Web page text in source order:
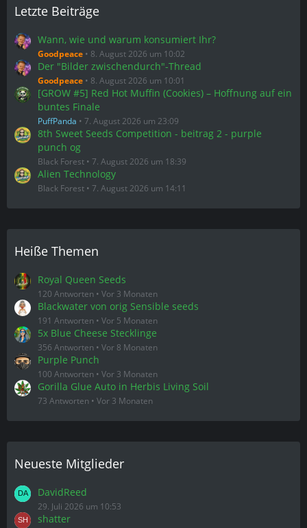
Letzte Beiträge
Wann, wie und warum konsumiert Ihr?
Goodpeace 8. August 2026 um 10:02
Der "Bilder zwischendurch"-Thread
Goodpeace 8. August 2026 um 10:01
[GROW #5] Red Hot Muffin (Cookies) – Hoffnung auf ein
buntes Finale
PuffPanda 7. August 2026 um 23:09
8th Sweet Seeds Competition - beitrag 2 - purple
punch og
Black Forest 7. August 2026 um 18:39
Alien Technology
Black Forest 7. August 2026 um 14:11
Heiße Themen
Royal Queen Seeds
120 Antworten Vor 3 Monaten
Blackwater von orig Sensible seeds
191 Antworten Vor 5 Monaten
5x Blue Cheese Stecklinge
356 Antworten Vor 8 Monaten
Purple Punch
100 Antworten Vor 3 Monaten
Gorilla Glue Auto in Herbis Living Soil
73 Antworten Vor 3 Monaten
Neueste Mitglieder
DavidReed
29. Juli 2026 um 10:53
shatter